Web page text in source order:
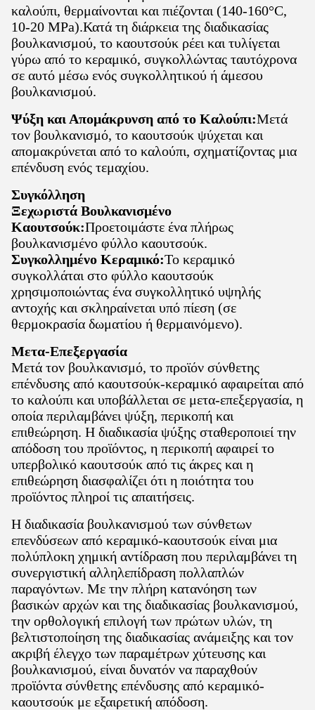
καλούπι, θερμαίνονται και πιέζονται (140-160°C,
10-20 MPa).Κατά τη διάρκεια της διαδικασίας
βουλκανισμού, το καουτσούκ ρέει και τυλίγεται
γύρω από το κεραμικό, συγκολλώντας ταυτόχρονα
σε αυτό μέσω ενός συγκολλητικού ή άμεσου
βουλκανισμού.
Ψύξη και Απομάκρυνση από το Καλούπι:Μετά
τον βουλκανισμό, το καουτσούκ ψύχεται και
απομακρύνεται από το καλούπι, σχηματίζοντας μια
επένδυση ενός τεμαχίου.
Συγκόλληση
Ξεχωριστά Βουλκανισμένο
Καουτσούκ:Προετοιμάστε ένα πλήρως
βουλκανισμένο φύλλο καουτσούκ.
Συγκολλημένο Κεραμικό:Το κεραμικό
συγκολλάται στο φύλλο καουτσούκ
χρησιμοποιώντας ένα συγκολλητικό υψηλής
αντοχής και σκληραίνεται υπό πίεση (σε
θερμοκρασία δωματίου ή θερμαινόμενο).
Μετα-Επεξεργασία
Μετά τον βουλκανισμό, το προϊόν σύνθετης
επένδυσης από καουτσούκ-κεραμικό αφαιρείται από
το καλούπι και υποβάλλεται σε μετα-επεξεργασία, η
οποία περιλαμβάνει ψύξη, περικοπή και
επιθεώρηση. Η διαδικασία ψύξης σταθεροποιεί την
απόδοση του προϊόντος, η περικοπή αφαιρεί το
υπερβολικό καουτσούκ από τις άκρες και η
επιθεώρηση διασφαλίζει ότι η ποιότητα του
προϊόντος πληροί τις απαιτήσεις.
Η διαδικασία βουλκανισμού των σύνθετων
επενδύσεων από κεραμικό-καουτσούκ είναι μια
πολύπλοκη χημική αντίδραση που περιλαμβάνει τη
συνεργιστική αλληλεπίδραση πολλαπλών
παραγόντων. Με την πλήρη κατανόηση των
βασικών αρχών και της διαδικασίας βουλκανισμού,
την ορθολογική επιλογή των πρώτων υλών, τη
βελτιστοποίηση της διαδικασίας ανάμειξης και τον
ακριβή έλεγχο των παραμέτρων χύτευσης και
βουλκανισμού, είναι δυνατόν να παραχθούν
προϊόντα σύνθετης επένδυσης από κεραμικό-
καουτσούκ με εξαιρετική απόδοση.